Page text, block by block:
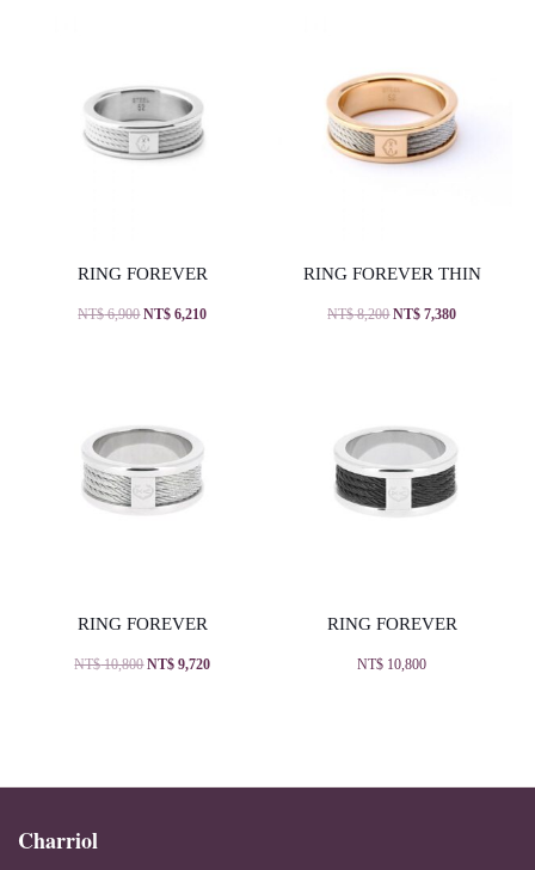
RING FOREVER
NT$6,900 NT$ 6,210
RING FOREVER THIN
NT$8,200 NT$ 7,380
RING FOREVER
NT$10,800 NT$ 9,720
RING FOREVER
NT$ 10,800
Charriol